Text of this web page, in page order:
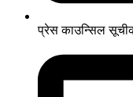
प्रेस काउन्सिल